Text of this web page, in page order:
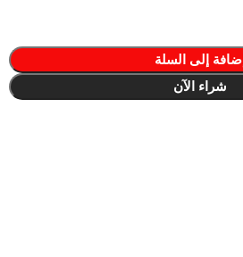
إضافة إلى السلة
شراء الآن